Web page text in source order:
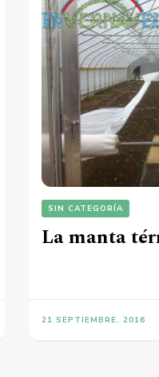
SIN CATEGORÍA
La manta
21 SEPTIEMBRE, 2016